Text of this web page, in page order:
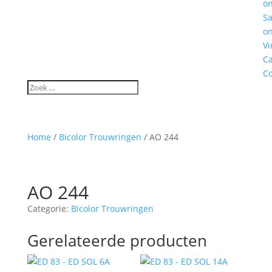
Home / Bicolor Trouwringen / AO 244
AO 244
Categorie: Bicolor Trouwringen
Gerelateerde producten